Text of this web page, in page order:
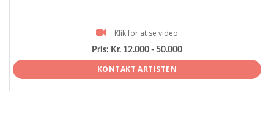
Klik for at se video
Pris: Kr. 12.000 - 50.000
KONTAKT ARTISTEN